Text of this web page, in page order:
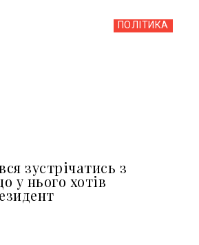
ПОЛІТИКА
зустрічатись з
у нього хотів